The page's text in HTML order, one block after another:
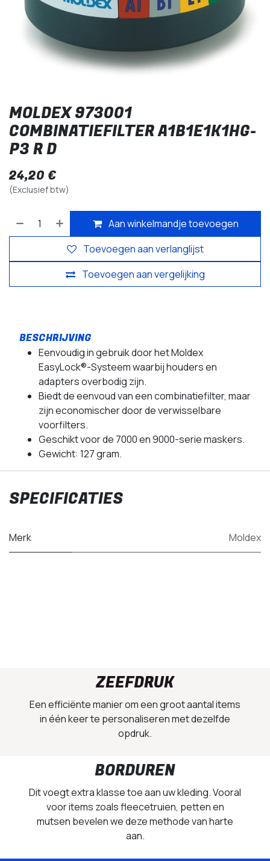
MOLDEX 973001
COMBINATIEFILTER A1B1E1K1HG-
P3 R D
24,20 €
(Exclusief btw)
Aan winkelmandje toevoegen
Toevoegen aan vergelijking
Toevoegen aan verlanglijst
Eenvoudig in gebruik door het Moldex
EasyLock®-Systeem waarbij houders en
adapters overbodig zijn.
Biedt de eenvoud van een combinatiefilter, maar
zijn economischer door de verwisselbare
voorfilters.
Geschikt voor de 7000 en 9000-serie maskers.
Gewicht: 127 gram.
SPECIFICATIES
Merk Moldex
ZEEFDRUK
Een efficiënte manier om een groot aantal items
in één keer te personaliseren met dezelfde
opdruk.
BORDUREN
Dit voegt extra klasse toe aan uw kleding. Vooral
voor items zoals fleecetruien, petten en
mutsen bevelen we deze methode van harte
aan.